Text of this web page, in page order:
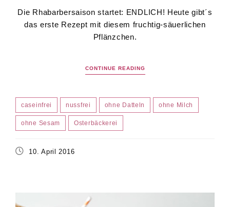
Die Rhabarbersaison startet: ENDLICH! Heute gibt´s
das erste Rezept mit diesem fruchtig-säuerlichen
Pflänzchen.
CONTINUE READING
caseinfrei nussfrei ohne Datteln ohne Milch
ohne Sesam Osterbäckerei
10. April 2016